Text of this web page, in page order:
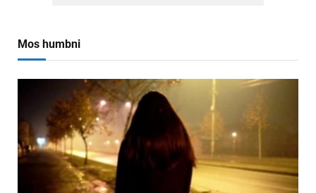
Mos humbni